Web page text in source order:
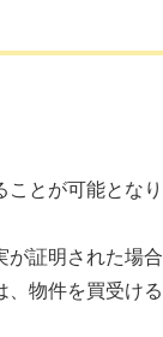
とが可能となり
が証明された場合
、物件を買受ける